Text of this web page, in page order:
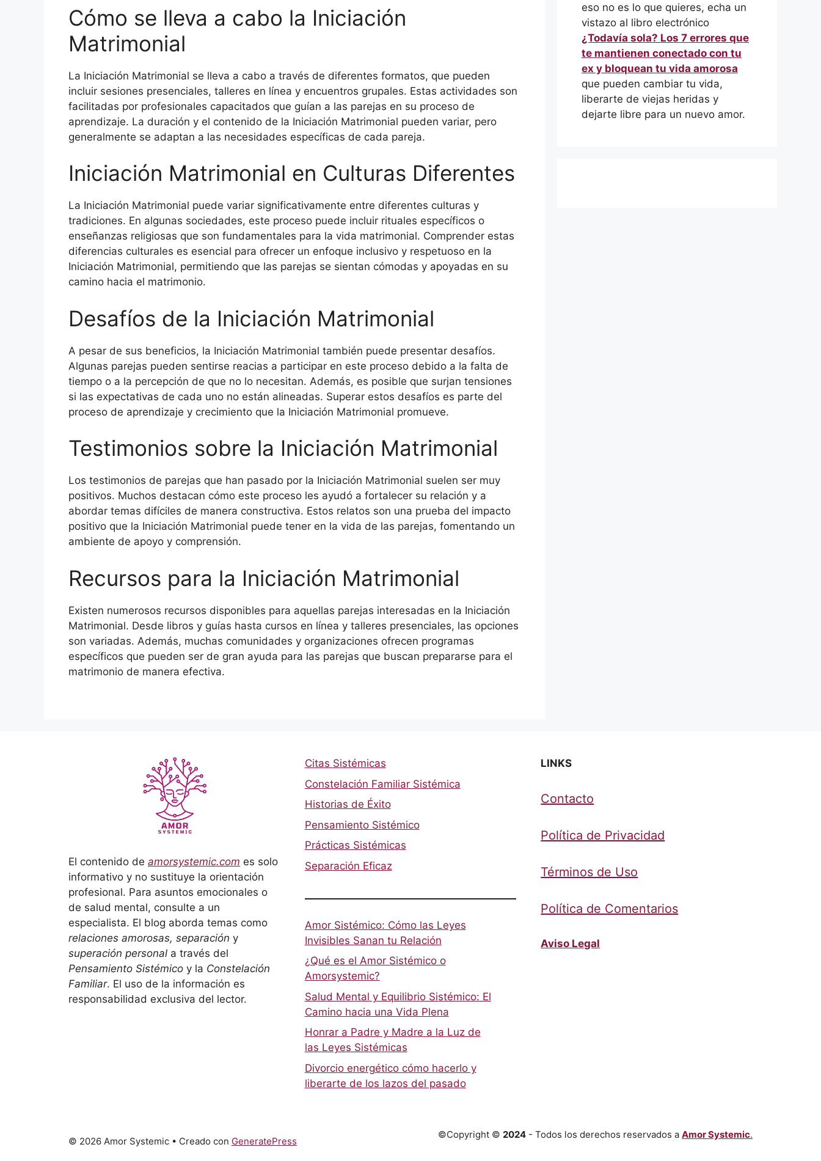
Cómo se lleva a cabo la Iniciación
Matrimonial
La Iniciación Matrimonial se lleva a cabo a través de diferentes formatos, que pueden
incluir sesiones presenciales, talleres en línea y encuentros grupales. Estas actividades son
facilitadas por profesionales capacitados que guían a las parejas en su proceso de
aprendizaje. La duración y el contenido de la Iniciación Matrimonial pueden variar, pero
generalmente se adaptan a las necesidades específicas de cada pareja.
Iniciación Matrimonial en Culturas Diferentes
La Iniciación Matrimonial puede variar significativamente entre diferentes culturas y
tradiciones. En algunas sociedades, este proceso puede incluir rituales específicos o
enseñanzas religiosas que son fundamentales para la vida matrimonial. Comprender estas
diferencias culturales es esencial para ofrecer un enfoque inclusivo y respetuoso en la
Iniciación Matrimonial, permitiendo que las parejas se sientan cómodas y apoyadas en su
camino hacia el matrimonio.
Desafíos de la Iniciación Matrimonial
A pesar de sus beneficios, la Iniciación Matrimonial también puede presentar desafíos.
Algunas parejas pueden sentirse reacias a participar en este proceso debido a la falta de
tiempo o a la percepción de que no lo necesitan. Además, es posible que surjan tensiones
si las expectativas de cada uno no están alineadas. Superar estos desafíos es parte del
proceso de aprendizaje y crecimiento que la Iniciación Matrimonial promueve.
Testimonios sobre la Iniciación Matrimonial
Los testimonios de parejas que han pasado por la Iniciación Matrimonial suelen ser muy
positivos. Muchos destacan cómo este proceso les ayudó a fortalecer su relación y a
abordar temas difíciles de manera constructiva. Estos relatos son una prueba del impacto
positivo que la Iniciación Matrimonial puede tener en la vida de las parejas, fomentando un
ambiente de apoyo y comprensión.
Recursos para la Iniciación Matrimonial
Existen numerosos recursos disponibles para aquellas parejas interesadas en la Iniciación
Matrimonial. Desde libros y guías hasta cursos en línea y talleres presenciales, las opciones
son variadas. Además, muchas comunidades y organizaciones ofrecen programas
específicos que pueden ser de gran ayuda para las parejas que buscan prepararse para el
matrimonio de manera efectiva.
eso no es lo que quieres, echa un
vistazo al libro electrónico
¿Todavía sola? Los 7 errores que
te mantienen conectado con tu
ex y bloquean tu vida amorosa
que pueden cambiar tu vida,
liberarte de viejas heridas y
dejarte libre para un nuevo amor.
El contenido de amorsystemic.com es solo
informativo y no sustituye la orientación
profesional. Para asuntos emocionales o
de salud mental, consulte a un
especialista. El blog aborda temas como
relaciones amorosas, separación y
superación personal a través del
Pensamiento Sistémico y la Constelación
Familiar. El uso de la información es
responsabilidad exclusiva del lector.
Citas Sistémicas
Constelación Familiar Sistémica
Historias de Éxito
Pensamiento Sistémico
Prácticas Sistémicas
Separación Eficaz
Amor Sistémico: Cómo las Leyes
Invisibles Sanan tu Relación
¿Qué es el Amor Sistémico o
Amorsystemic?
Salud Mental y Equilibrio Sistémico: El
Camino hacia una Vida Plena
Honrar a Padre y Madre a la Luz de
las Leyes Sistémicas
Divorcio energético cómo hacerlo y
liberarte de los lazos del pasado
LINKS
Contacto
Política de Privacidad
Términos de Uso
Política de Comentarios
Aviso Legal
©Copyright © 2024 - Todos los derechos reservados a Amor Systemic.
© 2026 Amor Systemic • Creado con GeneratePress